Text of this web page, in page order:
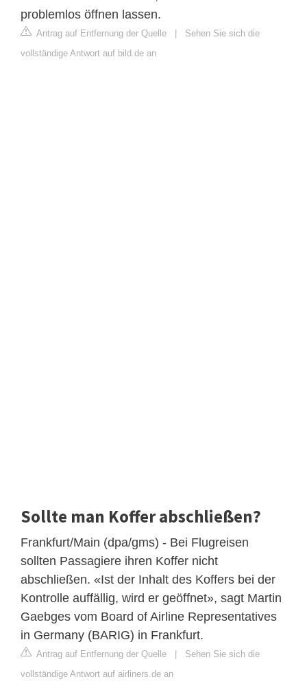
problemlos öffnen lassen.
Antrag auf Entfernung der Quelle | Sehen Sie sich die
vollständige Antwort auf bild.de an
Sollte man Koffer abschließen?
Frankfurt/Main (dpa/gms) - Bei Flugreisen
sollten Passagiere ihren Koffer nicht
abschließen. «Ist der Inhalt des Koffers bei der
Kontrolle auffällig, wird er geöffnet», sagt Martin
Gaebges vom Board of Airline Representatives
in Germany (BARIG) in Frankfurt.
Antrag auf Entfernung der Quelle | Sehen Sie sich die
vollständige Antwort auf airliners.de an